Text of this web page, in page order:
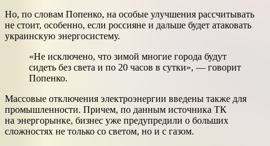
Но, по словам Попенко, на особые улучшения рассчитывать
не стоит, особенно, если россияне и дальше будет атаковать
украинскую энергосистему.
«Не исключено, что зимой многие города будут
сидеть без света и по 20 часов в сутки», — говорит
Попенко.
Массовые отключения электроэнергии введены также для
промышленности. Причем, по данным источника ТК
на энергорынке, бизнес уже предупредили о больших
сложностях не только со светом, но и с газом.